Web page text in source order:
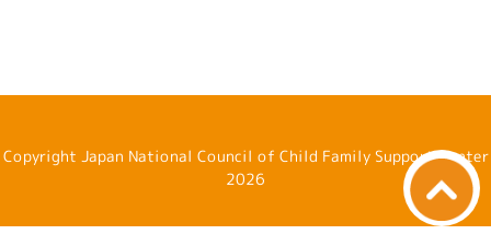
Copyright Japan National Council of Child Family Support Center
2026